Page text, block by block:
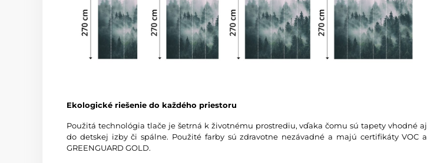
Ekologické riešenie do každého priestoru
Použitá technológia tlače je šetrná k životnému prostrediu, vďaka čomu sú tapety vhodné aj
do detskej izby či spálne. Použité farby sú zdravotne nezávadné a majú certifikáty VOC a
GREENGUARD GOLD.